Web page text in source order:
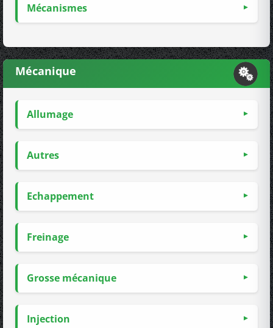
Mécanismes
Mécanique
Allumage
Autres
Echappement
Freinage
Grosse mécanique
Injection